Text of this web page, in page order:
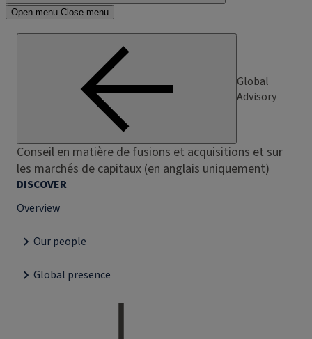
Open menu Close menu
Global
Advisory
Conseil en matière de fusions et acquisitions et sur
les marchés de capitaux (en anglais uniquement)
DISCOVER
Overview
Our people
Global presence